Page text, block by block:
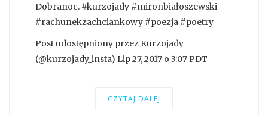
Dobranoc. #kurzojady #mironbiałoszewski
#rachunekzachciankowy #poezja #poetry
Post udostępniony przez Kurzojady
(@kurzojady_insta) Lip 27, 2017 o 3:07 PDT
CZYTAJ DALEJ